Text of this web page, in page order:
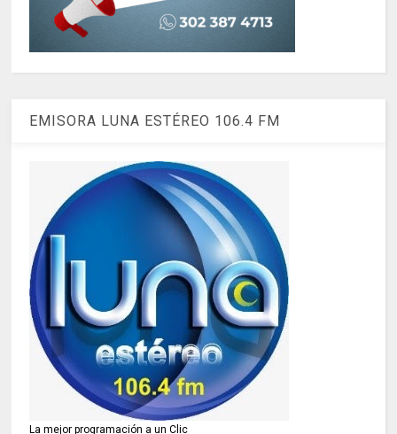
EMISORA LUNA ESTÉREO 106.4 FM
La mejor programación a un Clic